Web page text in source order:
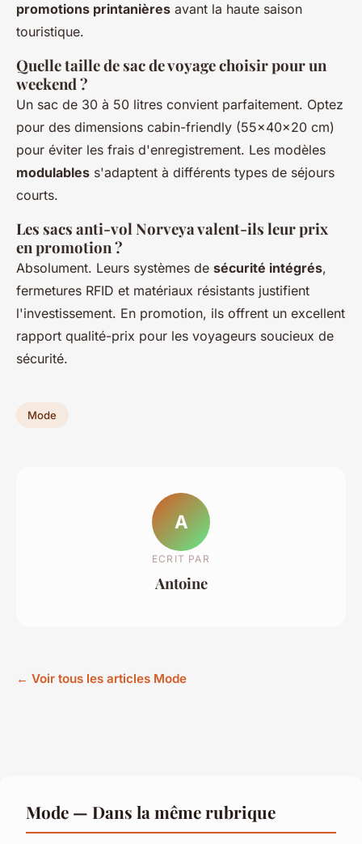
promotions printanières avant la haute saison
touristique.
Quelle taille de sac de voyage choisir pour un
weekend ?
Un sac de 30 à 50 litres convient parfaitement. Optez
pour des dimensions cabin-friendly (55x40x20 cm)
pour éviter les frais d'enregistrement. Les modèles
modulables s'adaptent à différents types de séjours
courts.
Les sacs anti-vol Norveya valent-ils leur prix
en promotion ?
Absolument. Leurs systèmes de sécurité intégrés,
fermetures RFID et matériaux résistants justifient
l'investissement. En promotion, ils offrent un excellent
rapport qualité-prix pour les voyageurs soucieux de
sécurité.
Mode
A
ECRIT PAR
Antoine
← Voir tous les articles Mode
Mode — Dans la même rubrique